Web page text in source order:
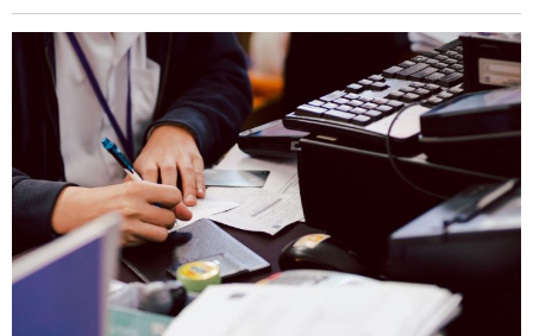
的五大核心優勢，也是我們強烈商標代辦推薦給您的理
由： 專業的近似檢索與風險評估：大幅降低駁回率 商標申
請被駁回最常見的原因，就是與在先註冊或申請中的商標
構成近似。台灣智慧財產局（TIPO）的審查標準嚴格且複
雜，非專業人士很難精準判斷。 數據佐證：根據台灣智慧
財產局（TIPO）的統計，每年約有 20% 至 30% 的商標申
請案會收到審查意見通知書（OAN）[1]，其中許多是因為
申請人未進行充分的近似檢索，或對審查委員的意見無法
提出有效的法律答辯。專業把關至關重要。
稅務結構、設立成本、到品牌擴展性等 13 個面向，全面進
行公司行號比較，深入探討公司 vs 行號的公司行號差異。
我們將提供詳細的表格、最新的官方統計數據，並透過實
際案例分析，協助創業者在事業起步階段，做出最符合長
期發展的明智選擇。 創業的起點：組織型態的關鍵抉擇 當
您懷抱著創業夢想，準備將創意付諸實行時，一個核心問
題隨之而來：「我應該設立『公司』還是『行號』？」這
個看似簡單的選擇，卻是決定您事業未來走向的基石。許
多創業者在初期往往只關注產品或服務本身，而忽略了組
織型態的選擇將帶來巨大的設立公司行號優缺點差異，尤